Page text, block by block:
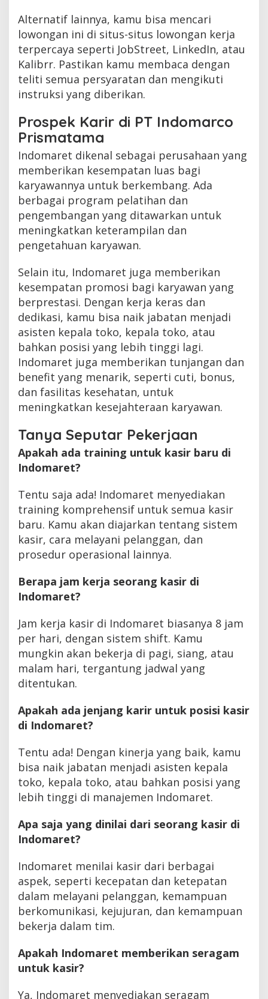
Alternatif lainnya, kamu bisa mencari
lowongan ini di situs-situs lowongan kerja
terpercaya seperti JobStreet, LinkedIn, atau
Kalibrr. Pastikan kamu membaca dengan
teliti semua persyaratan dan mengikuti
instruksi yang diberikan.
Prospek Karir di PT Indomarco
Prismatama
Indomaret dikenal sebagai perusahaan yang
memberikan kesempatan luas bagi
karyawannya untuk berkembang. Ada
berbagai program pelatihan dan
pengembangan yang ditawarkan untuk
meningkatkan keterampilan dan
pengetahuan karyawan.
Selain itu, Indomaret juga memberikan
kesempatan promosi bagi karyawan yang
berprestasi. Dengan kerja keras dan
dedikasi, kamu bisa naik jabatan menjadi
asisten kepala toko, kepala toko, atau
bahkan posisi yang lebih tinggi lagi.
Indomaret juga memberikan tunjangan dan
benefit yang menarik, seperti cuti, bonus,
dan fasilitas kesehatan, untuk
meningkatkan kesejahteraan karyawan.
Tanya Seputar Pekerjaan
Apakah ada training untuk kasir baru di
Indomaret?
Tentu saja ada! Indomaret menyediakan
training komprehensif untuk semua kasir
baru. Kamu akan diajarkan tentang sistem
kasir, cara melayani pelanggan, dan
prosedur operasional lainnya.
Berapa jam kerja seorang kasir di
Indomaret?
Jam kerja kasir di Indomaret biasanya 8 jam
per hari, dengan sistem shift. Kamu
mungkin akan bekerja di pagi, siang, atau
malam hari, tergantung jadwal yang
ditentukan.
Apakah ada jenjang karir untuk posisi kasir
di Indomaret?
Tentu ada! Dengan kinerja yang baik, kamu
bisa naik jabatan menjadi asisten kepala
toko, kepala toko, atau bahkan posisi yang
lebih tinggi di manajemen Indomaret.
Apa saja yang dinilai dari seorang kasir di
Indomaret?
Indomaret menilai kasir dari berbagai
aspek, seperti kecepatan dan ketepatan
dalam melayani pelanggan, kemampuan
berkomunikasi, kejujuran, dan kemampuan
bekerja dalam tim.
Apakah Indomaret memberikan seragam
untuk kasir?
Ya, Indomaret menyediakan seragam